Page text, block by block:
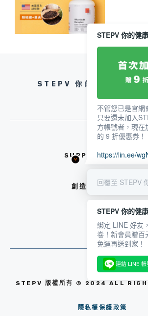
STEPV 你的健康好夥伴｜
創造生活與健康的平衡
STEPV 版權所有 © 2024 ALL
隱私權保護政策
STEPV 你的健
不管您已是官網
只要還未加入
方帳號者，現在
的 9 折優惠券！
https://lin.ee/
回覆至 STEPV
STEPV 你的健
綁定 LINE 好友
卷！新會員贈百
免運再送到家！
連結 LINE 帳